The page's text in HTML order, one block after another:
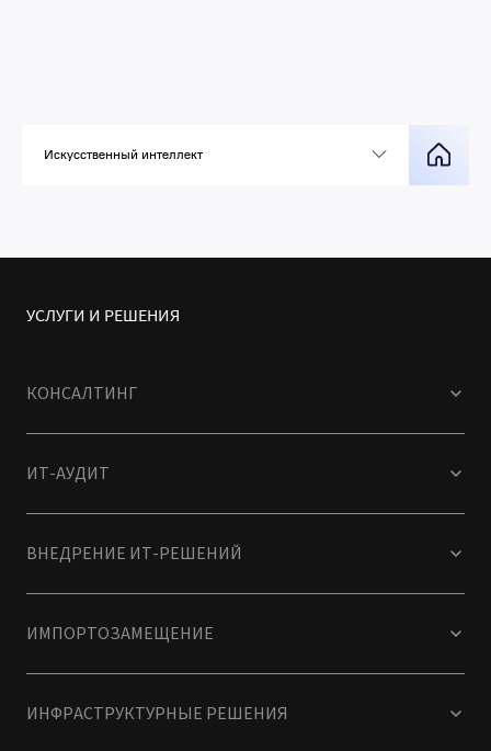
Искусственный интеллект
УСЛУГИ И РЕШЕНИЯ
КОНСАЛТИНГ
ИТ-АУДИТ
ВНЕДРЕНИЕ ИТ-РЕШЕНИЙ
ИМПОРТОЗАМЕЩЕНИЕ
ИНФРАСТРУКТУРНЫЕ РЕШЕНИЯ